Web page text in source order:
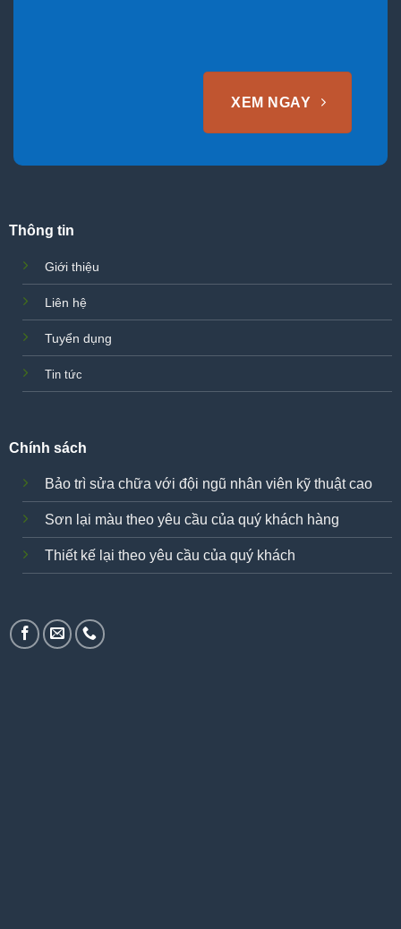
XEM NGAY
Thông tin
Giới thiệu
Liên hệ
Tuyển dụng
Tin tức
Chính sách
Bảo trì sửa chữa với đội ngũ nhân viên kỹ thuật cao
Sơn lại màu theo yêu cầu của quý khách hàng
Thiết kế lại theo yêu cầu của quý khách